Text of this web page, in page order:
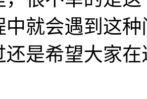
中就会遇到这
还是希望大家